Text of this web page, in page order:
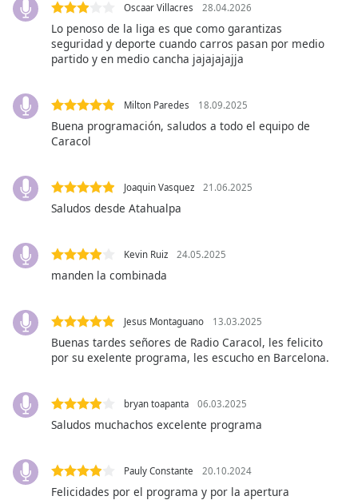
descriptions
selected
subtitles
settings,
opens
settings
dialog
subtitles
selected
Picture-
in-
Fullscreen
Beginning
Oscaar Villacres 28.04.2026
Lo penoso de la liga es que como garantizas
seguridad y deporte cuando carros pasan por medio
partido y en medio cancha jajajajajja
Milton Paredes 18.09.2025
Buena programación, saludos a todo el equipo de
Caracol
Joaquin Vasquez 21.06.2025
Saludos desde Atahualpa
Kevin Ruiz 24.05.2025
manden la combinada
Jesus Montaguano 13.03.2025
Buenas tardes señores de Radio Caracol, les felicito
por su exelente programa, les escucho en Barcelona.
bryan toapanta 06.03.2025
Saludos muchachos excelente programa
Pauly Constante 20.10.2024
Felicidades por el programa y por la apertura